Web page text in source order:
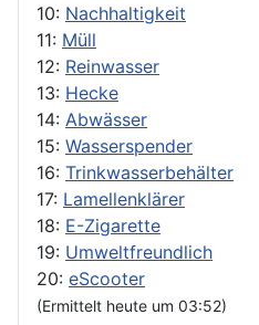
10: Nachhaltigkeit
11: Müll
12: Reinwasser
13: Hecke
14: Abwässer
15: Wasserspender
16: Trinkwasserbehälter
17: Lamellenklärer
18: E-Zigarette
19: Umweltfreundlich
20: eScooter
(Ermittelt heute um 03:52)